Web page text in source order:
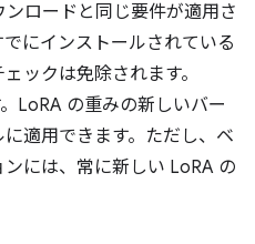
ロードと同じ要件が適用さ
にインストールされている
ックは免除されます。
LoRA の重みの新しいバー
適用できます。ただし、ベ
には、常に新しい LoRA の